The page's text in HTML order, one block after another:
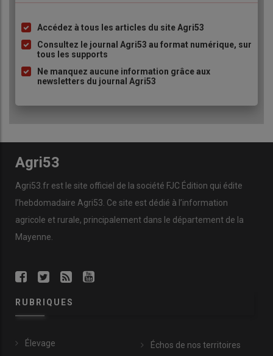
Liste
à
puce
Accédez à tous les articles du site Agri53
Consultez le journal Agri53 au format numérique, sur
tous les supports
Ne manquez aucune information grâce aux
newsletters du journal Agri53
Agri53
Agri53.fr est le site officiel de la société FJC Édition qui édite
l’hebdomadaire Agri53. Ce site est dédié à l’information
agricole et rurale, principalement dans le département de la
Mayenne.
RUBRIQUES
Élevage
Échos de nos territoires